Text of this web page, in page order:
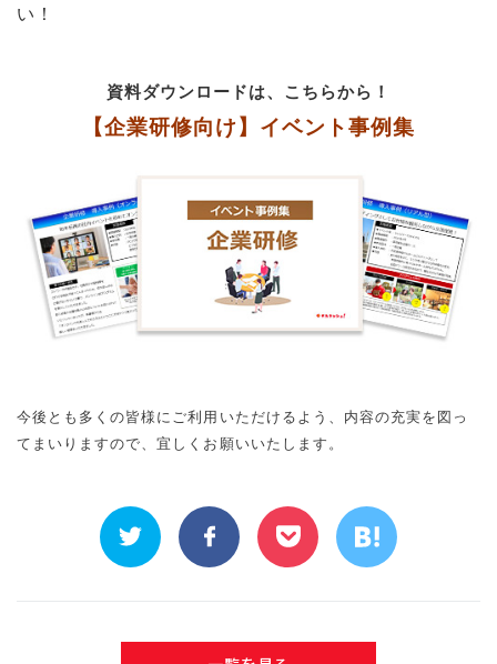
い！
資料ダウンロードは、こちらから！
【企業研修向け】イベント事例集
今後とも多くの皆様にご利用いただけるよう、内容の充実を図っ
てまいりますので、宜しくお願いいたします。